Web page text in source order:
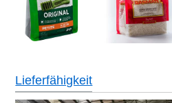
Lieferfähigkeit